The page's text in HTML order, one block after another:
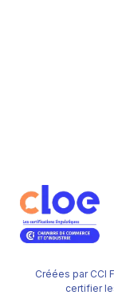
Créées par CCI
certifier